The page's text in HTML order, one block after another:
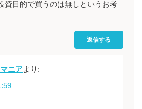
資目的で買うのは無しというお考
返信する
ニアより: